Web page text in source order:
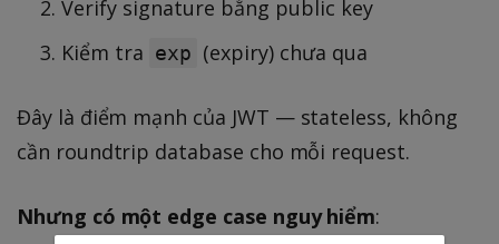
Verify signature bằng public key
Kiểm tra exp (expiry) chưa qua
Đây là điểm mạnh của JWT — stateless, không
cần roundtrip database cho mỗi request.
Nhưng có một edge case nguy hiểm: